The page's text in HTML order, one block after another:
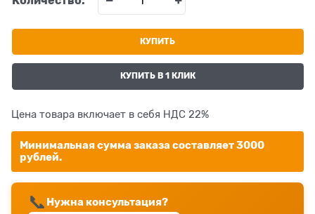
КУПИТЬ
КУПИТЬ В 1 КЛИК
Цена товара включает в себя НДС 22%
Минимальная сумма заказа составляет 3000
рублей.
📞 Нужна консультация?